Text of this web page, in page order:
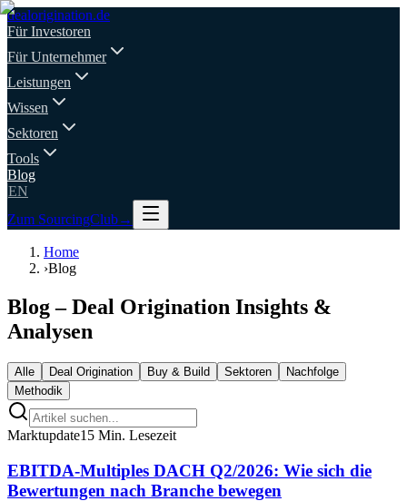
dealorigination.de
Für Investoren
Für Unternehmer
Leistungen
Wissen
Sektoren
Tools
Blog
EN
Zum SourcingClub→
Home
›Blog
Blog – Deal Origination Insights &
Analysen
Alle Deal Origination Buy & Build Sektoren
Nachfolge
Methodik
Marktupdate15 Min. Lesezeit
EBITDA-Multiples DACH Q2/2026: Wie sich die
Bewertungen nach Branche bewegen